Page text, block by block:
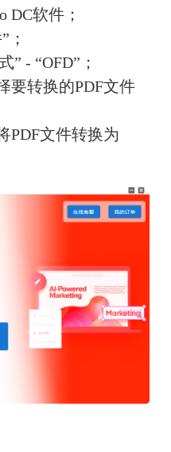
DC软件；
；
” - “OFD”；
要转换的PDF文件
PDF文件转换为